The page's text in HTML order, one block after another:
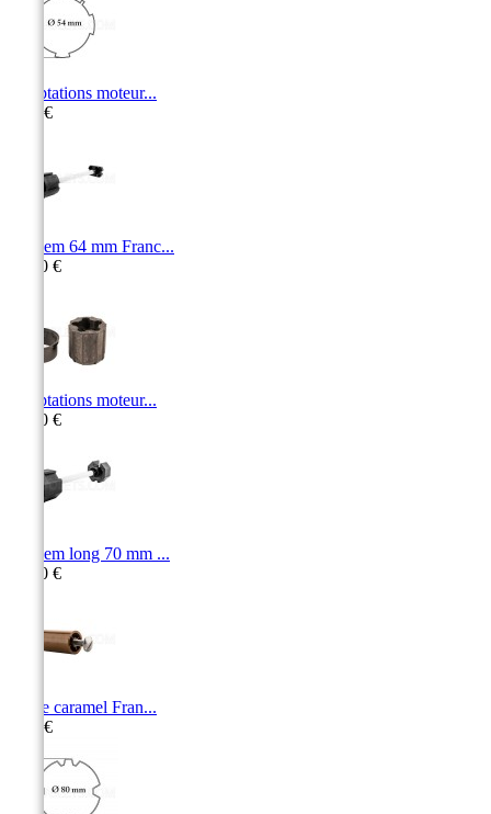
Adaptations moteur...
5,50 €
Tandem 64 mm Franc...
16,30 €
Adaptations moteur...
15,00 €
Tandem long 70 mm ...
35,30 €
Butée caramel Fran...
2,90 €